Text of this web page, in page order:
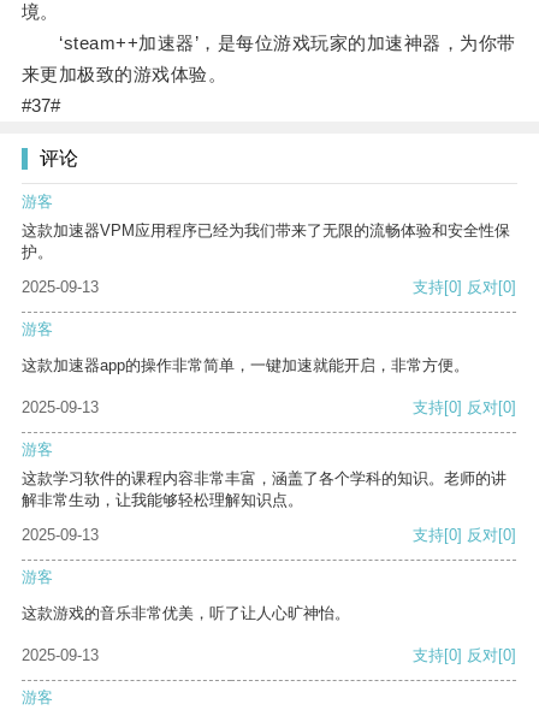
境。
‘steam++加速器’，是每位游戏玩家的加速神器，为你带
来更加极致的游戏体验。
#37#
评论
游客
这款加速器VPM应用程序已经为我们带来了无限的流畅体验和安全性保
护。
2025-09-13
支持[0] 反对[0]
游客
这款加速器app的操作非常简单，一键加速就能开启，非常方便。
2025-09-13 支持[0] 反对[0]
游客
这款学习软件的课程内容非常丰富，涵盖了各个学科的知识。老师的讲
解非常生动，让我能够轻松理解知识点。
2025-09-13
支持[0] 反对[0]
游客
这款游戏的音乐非常优美，听了让人心旷神怡。
2025-09-13 支持[0] 反对[0]
游客